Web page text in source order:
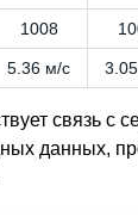
1008
5.36 м/с
связь с
данных,